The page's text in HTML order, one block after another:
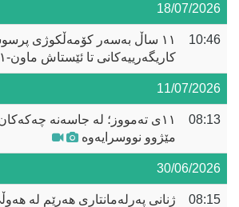
18/07/2026
10:46
١١ ساڵ بەسەر کۆمەڵکوژی
کاریگەرییەکانی تا ئێستاش ماون-١
11/07/2026
08:13
١١ی تەمووز؛ لە جاسەنە
مێژوو نووسرایەوە
30/06/2026
08:15
ژنانی پەرلەمانتاری هەرێم لە